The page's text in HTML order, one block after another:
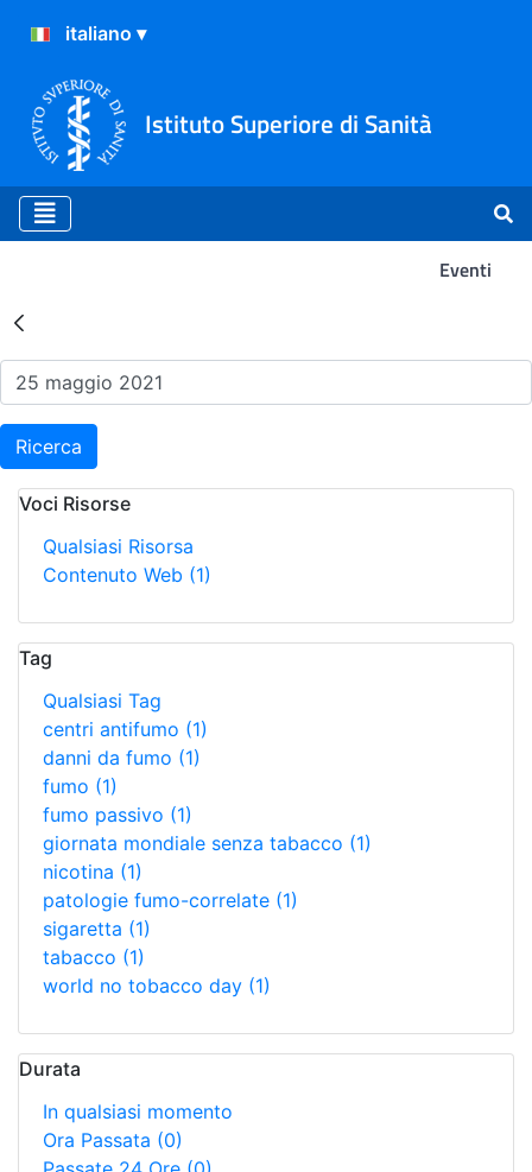
Istituto Superiore di Sanità
Eventi
Risultati della Ricerca -
Ricerca
Voci Risorse
Qualsiasi Risorsa
Contenuto Web (1)
Tag
Qualsiasi Tag
centri antifumo (1)
danni da fumo (1)
fumo (1)
fumo passivo (1)
giornata mondiale senza tabacco (1)
nicotina (1)
patologie fumo-correlate (1)
sigaretta (1)
tabacco (1)
world no tobacco day (1)
Durata
In qualsiasi momento
Ora Passata (0)